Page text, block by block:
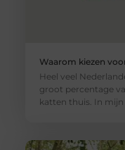
Waarom kiezen
Heel veel
groot percentage
katten thuis. In